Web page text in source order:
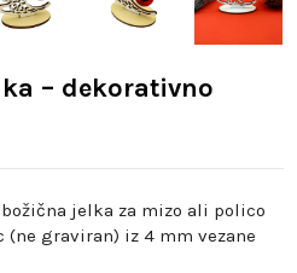
– dekorativno
jelka za mizo ali polico
(ne graviran) iz 4 mm vezane